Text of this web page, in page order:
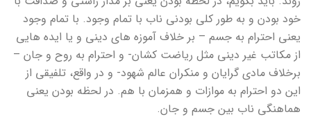
خود بودن و به طور کلی بودنی ناب با تمام وجود. با تمام وجود
یعنی احترام به جسم – بر خلاف آموزه های دینی و یا ایده هایی
از مکاتب غیر دینی مثل ریاضت کشان- و احترام به روح و جان –
برخلاف مادی گرایان و منکران عالم شهود- و در واقع، تلفیقی از
این دو احترام به موازات و همزمان با هم. در لحظه بودن یعنی
هماهنگی ناب بین جسم و جان.